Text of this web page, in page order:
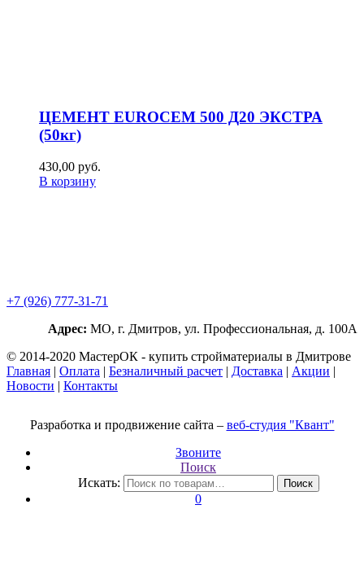
ЦЕМЕНТ EUROCEM 500 Д20 ЭКСТРА
(50кг)
430,00 руб.
В корзину
+7 (926) 777-31-71
Адрес: МО, г. Дмитров, ул. Профессиональная, д. 100А
© 2014-2020 МастерОК - купить стройматериалы в Дмитрове
Главная | Оплата | Безналичный расчет | Доставка | Акции |
Новости | Контакты
Разработка и продвижение сайта – веб-студия "Квант"
Звоните
Поиск
Искать:
Поиск
0